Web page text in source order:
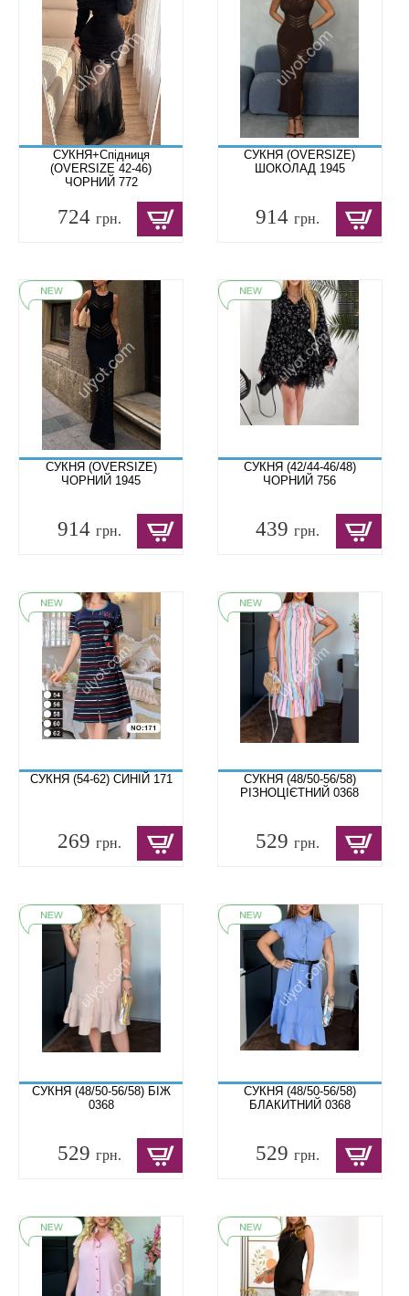
СУКНЯ+Спідниця
(OVERSIZЕ 42-46)
ЧОРНИЙ 772
724 грн.
СУКНЯ (OVERSIZЕ)
ШОКОЛАД 1945
914грн.
СУКНЯ (OVERSIZЕ)
ЧОРНИЙ 1945
914 грн.
СУКНЯ (42/44-46/48)
ЧОРНИЙ 756
439грн.
СУКНЯ (54-62) СИНІЙ 171
269 грн.
СУКНЯ (48/50-56/58)
РІЗНОЦІЄТНИЙ 0368
529грн.
СУКНЯ (48/50-56/58) БІЖ
0368
529 грн.
СУКНЯ (48/50-56/58)
БЛАКИТНИЙ 0368
529грн.